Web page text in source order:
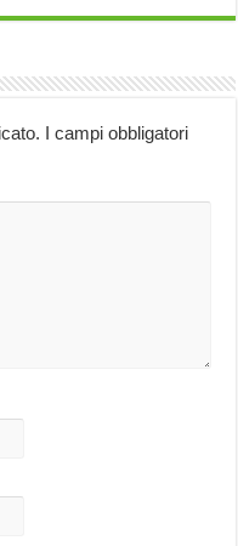
I campi obbligatori